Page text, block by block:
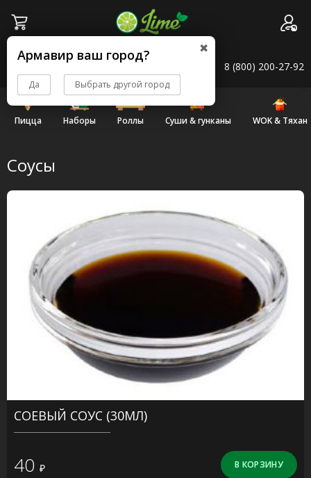
✖
Армавир ваш город?
Да Выбрать другой город
Доставка 10:00–23:30 8 (800) 200-27-92
Пицца Наборы Роллы Суши & гунканы WOK & Тяхан
Соусы
СОЕВЫЙ СОУС (30МЛ)
40 ₽